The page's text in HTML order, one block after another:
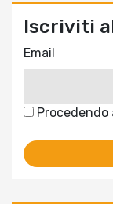
Iscriviti
Email